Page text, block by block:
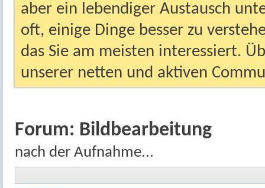
aber ein lebendiger Austausch
oft, einige Dinge besser zu
das Sie am meisten interessiert.
unserer netten und aktiven
Forum: Bildbearbeitung
nach der Aufnahme...